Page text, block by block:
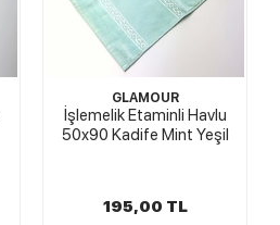
GLAMOUR
İşlemelik Etaminli Havlu
50x90 Kadife Mint Yeşil
195,00 TL